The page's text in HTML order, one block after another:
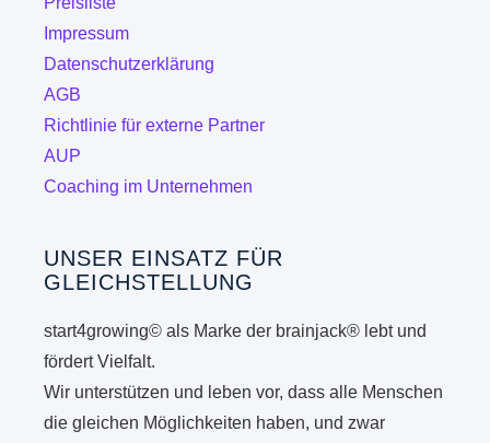
gewählt
Impressum
Datenschutzerklärung
AGB
Richtlinie für externe Partner
AUP
Coaching im Unternehmen
UNSER EINSATZ FÜR
GLEICHSTELLUNG
start4growing© als Marke der brainjack® lebt und
fördert Vielfalt.
Wir unterstützen und leben vor, dass alle Menschen
die gleichen Möglichkeiten haben, und zwar